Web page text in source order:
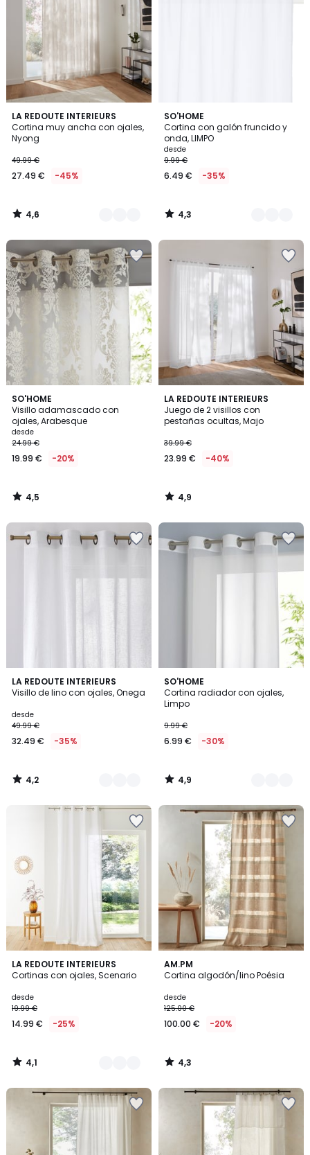
LA REDOUTE INTERIEURS
Cortina muy ancha con ojales,
Nyong
49.99 €
27.49 € -45%
4,6
/ 5
5
Colores
4,6
/
SO'HOME
Cortina con galón fruncido y
onda, LIMPO
desde
9.99 €
6.49 € -35%
4,3
/ 5
2
Colores
4,3
/
SO'HOME
Visillo adamascado con
ojales, Arabesque
desde
24.99 €
19.99 € -20%
4,5
/ 5
4,5
/
LA REDOUTE INTERIEURS
Juego de 2 visillos con
pestañas ocultas, Majo
39.99 €
23.99 € -40%
4,9
/ 5
4,9
/
LA REDOUTE INTERIEURS
Visillo de lino con ojales, Onega
desde
49.99 €
32.49 € -35%
4,2
/ 5
4
Colores
4,2
/
SO'HOME
Cortina radiador con ojales,
Limpo
9.99 €
6.99 € -30%
4,9
/ 5
2
Colores
4,9
/
LA REDOUTE INTERIEURS
Cortinas con ojales, Scenario
desde
19.99 €
14.99 € -25%
4,1
/ 5
3
Colores
4,1
/
AM.PM
Cortina algodón/lino Poésia
desde
125.00 €
100.00 € -20%
4,3
/ 5
4,3
/